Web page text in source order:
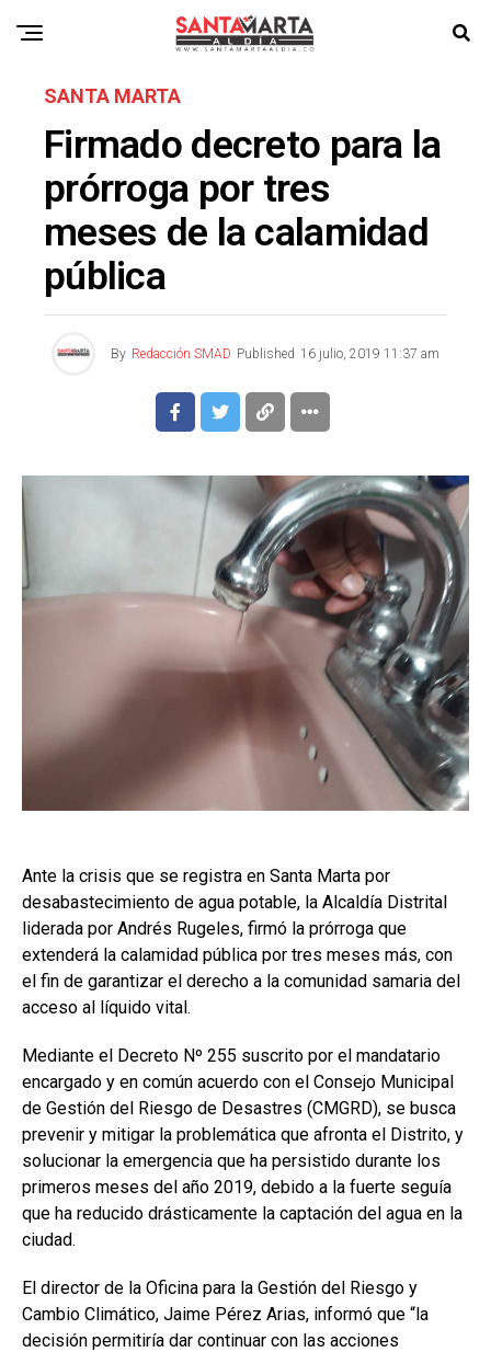
SANTA MARTA
Firmado decreto para la
prórroga por tres
meses de la calamidad
pública
By Redacción SMAD Published 16 julio, 2019 11:37 am
Ante la crisis que se registra en Santa Marta por
desabastecimiento de agua potable, la Alcaldía Distrital
liderada por Andrés Rugeles, firmó la prórroga que
extenderá la calamidad pública por tres meses más, con
el fin de garantizar el derecho a la comunidad samaria del
acceso al líquido vital.
Mediante el Decreto Nº 255 suscrito por el mandatario
encargado y en común acuerdo con el Consejo Municipal
de Gestión del Riesgo de Desastres (CMGRD), se busca
prevenir y mitigar la problemática que afronta el Distrito, y
solucionar la emergencia que ha persistido durante los
primeros meses del año 2019, debido a la fuerte seguía
que ha reducido drásticamente la captación del agua en la
ciudad.
El director de la Oficina para la Gestión del Riesgo y
Cambio Climático, Jaime Pérez Arias, informó que “la
decisión permitiría dar continuar con las acciones